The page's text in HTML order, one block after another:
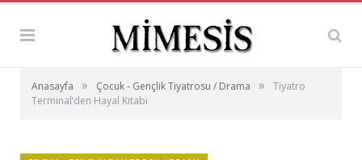
Anasayfa » Çocuk - Gençlik Tiyatrosu / Drama »
Tiyatro
Terminal’den Hayal Kitabı